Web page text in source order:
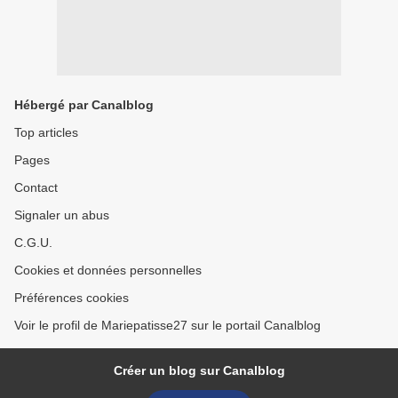
Hébergé par Canalblog
Top articles
Pages
Contact
Signaler un abus
C.G.U.
Cookies et données personnelles
Préférences cookies
Voir le profil de Mariepatisse27 sur le portail Canalblog
Créer un blog sur Canalblog